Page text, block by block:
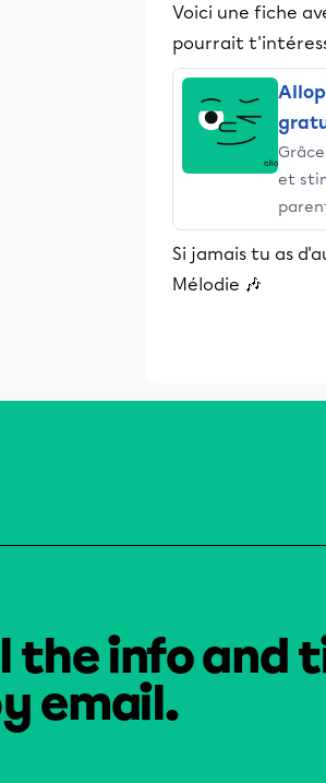
Voici une fiche
pourrait
et
Si jamais tu as
Mélodie 🎶
the info and
email.